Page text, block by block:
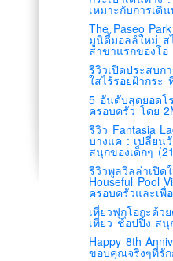
เหมาะกับการเดิ
The Paseo
มูนิตี้มอลล์ใหม่
สาขาแรกของโอ
รีวิวเปิดประสบ
ใสไร้รอยฝ้ากร
5 อันดับสุดยอดโ
ครอบครัว โดย
รีวิว Fantasia
บางแค : เปลี่ยน
สนุกของเด็กๆ
รีวิวพูลวิลล่าเปิด
Houseful Pool
ครอบครัวและเพื่
เที่ยวฟุกุโอกะด้ว
เที่ยว ช้อปปิ้ง ส
Happy 8th
ขอบคุณจริงๆที่รั